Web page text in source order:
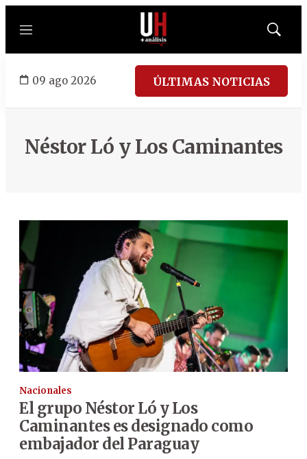
Menú
Mostrar
09 ago 2026 ÚLTIMAS NOTICIAS
Néstor Ló y Los Caminantes
Nacionales
El grupo Néstor Ló y Los
Caminantes es designado como
embajador del Paraguay